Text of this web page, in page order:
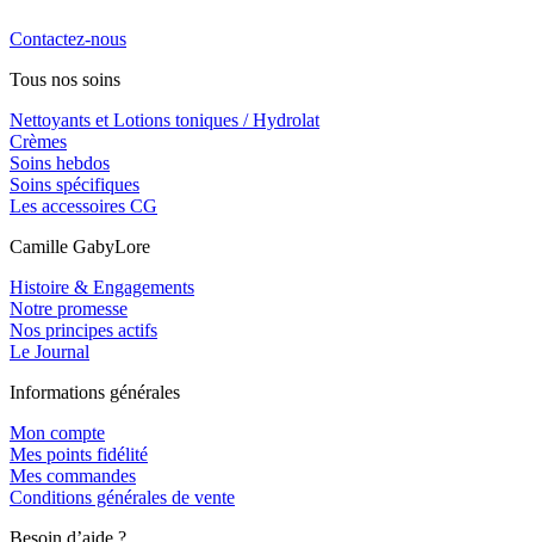
Contactez-nous
Tous nos soins
Nettoyants et Lotions toniques / Hydrolat
Crèmes
Soins hebdos
Soins spécifiques
Les accessoires CG
Camille GabyLore
Histoire & Engagements
Notre promesse
Nos principes actifs
Le Journal
Informations générales
Mon compte
Mes points fidélité
Mes commandes
Conditions générales de vente
Besoin d’aide ?